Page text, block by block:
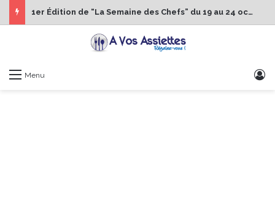
1er Édition de “La Semaine des Chefs” du 19 au 24 octobre 2026
Menu